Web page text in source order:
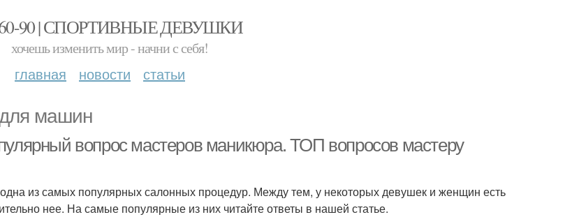
90 | СПОРТИВНЫЕ ДЕВУШКИ
хочешь изменить мир - начни с себя!
главная новости статьи
машин
вопрос мастеров маникюра. ТОП вопросов мастеру
из самых популярных салонных процедур. Между тем, у некоторых девушек и женщин есть
нее. На самые популярные из них читайте ответы в нашей статье.